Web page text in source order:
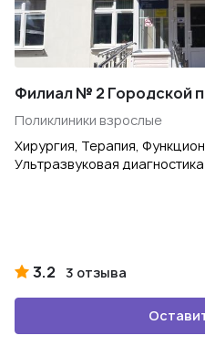
Филиал № 2 Городской
Поликлиники взрослые
Хирургия, Терапия,
Ультразвуковая диагностика
3.2 3 отзыва